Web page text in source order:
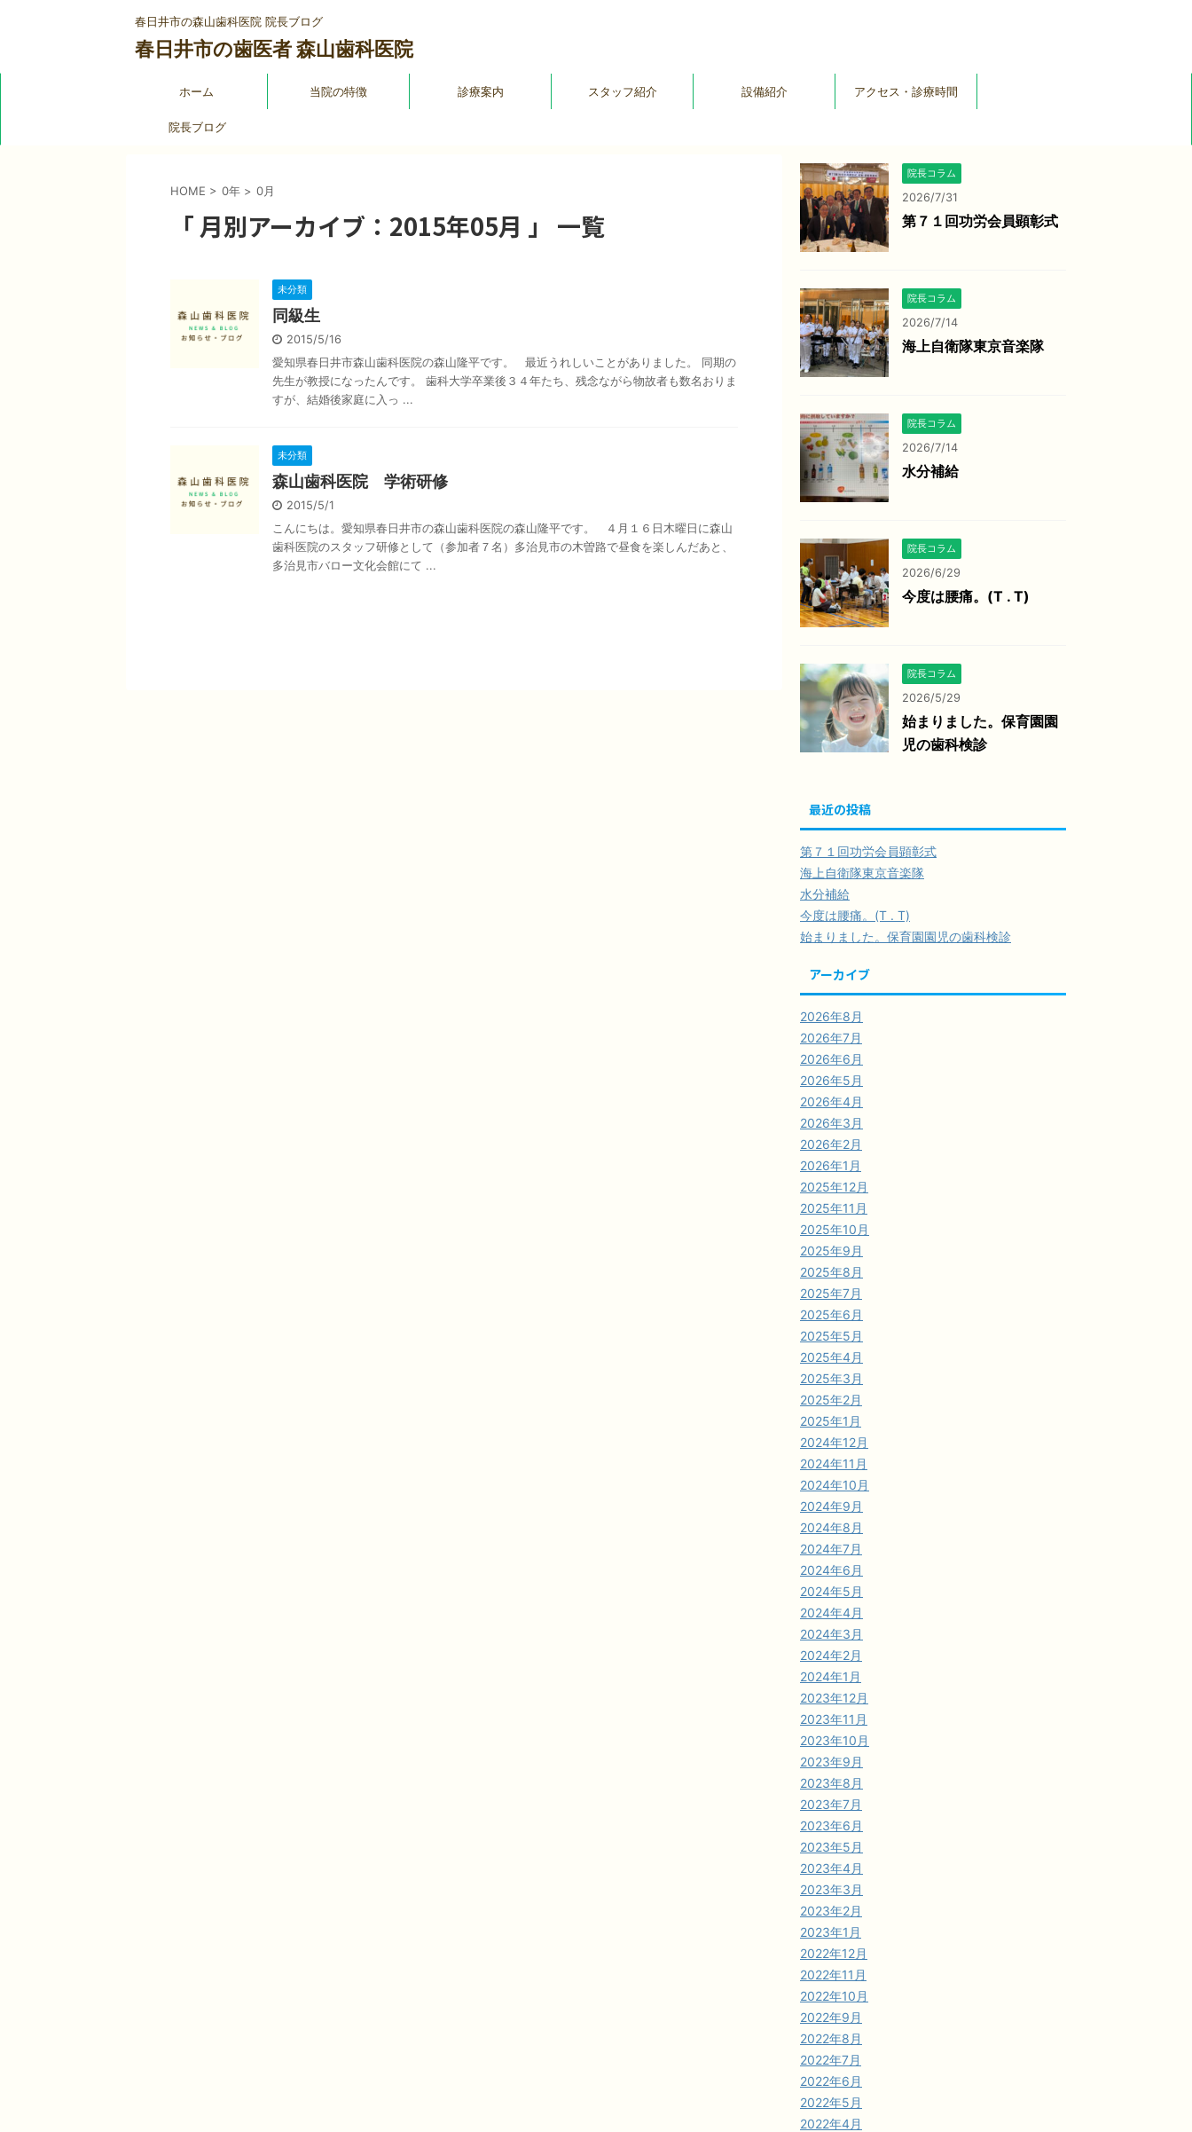
春日井市の森山歯科医院 院長ブログ
春日井市の歯医者 森山歯科医院
ホーム 当院の特徴 診療案内 スタッフ紹介 設備紹介 アクセス・診療時間
院長ブログ
HOME > 0年 > 0月
「 月別アーカイブ：2015年05月 」 一覧
未分類
同級生
2015/5/16
愛知県春日井市森山歯科医院の森山隆平です。 最近うれしいことがありました。 同期の
先生が教授になったんです。 歯科大学卒業後３４年たち、残念ながら物故者も数名おりま
すが、結婚後家庭に入っ ...
未分類
森山歯科医院 学術研修
2015/5/1
こんにちは。愛知県春日井市の森山歯科医院の森山隆平です。 ４月１６日木曜日に森山
歯科医院のスタッフ研修として（参加者７名）多治見市の木曽路で昼食を楽しんだあと、
多治見市バロー文化会館にて ...
院長コラム
2026/7/31
第７１回功労会員顕彰式
院長コラム
2026/7/14
海上自衛隊東京音楽隊
院長コラム
2026/7/14
水分補給
院長コラム
2026/6/29
今度は腰痛。(T . T)
院長コラム
2026/5/29
始まりました。保育園園
児の歯科検診
最近の投稿
第７１回功労会員顕彰式
海上自衛隊東京音楽隊
水分補給
今度は腰痛。(T . T)
始まりました。保育園園児の歯科検診
アーカイブ
2026年8月
2026年7月
2026年6月
2026年5月
2026年4月
2026年3月
2026年2月
2026年1月
2025年12月
2025年11月
2025年10月
2025年9月
2025年8月
2025年7月
2025年6月
2025年5月
2025年4月
2025年3月
2025年2月
2025年1月
2024年12月
2024年11月
2024年10月
2024年9月
2024年8月
2024年7月
2024年6月
2024年5月
2024年4月
2024年3月
2024年2月
2024年1月
2023年12月
2023年11月
2023年10月
2023年9月
2023年8月
2023年7月
2023年6月
2023年5月
2023年4月
2023年3月
2023年2月
2023年1月
2022年12月
2022年11月
2022年10月
2022年9月
2022年8月
2022年7月
2022年6月
2022年5月
2022年4月